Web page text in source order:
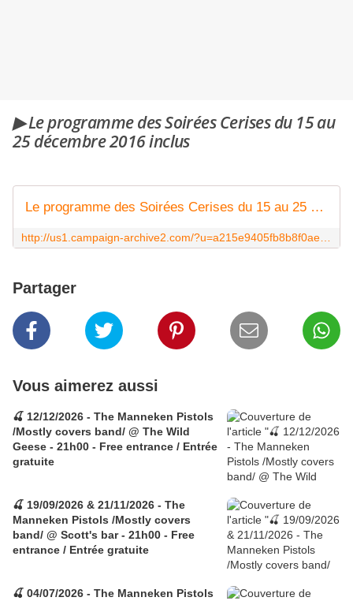
▶ Le programme des Soirées Cerises du 15 au
25 décembre 2016 inclus
Le programme des Soirées Cerises du 15 au 25 décembre 2016 inclus
Partager
Vous aimerez aussi
🍒 12/12/2026 - The Manneken Pistols
/Mostly covers band/ @ The Wild
Geese - 21h00 - Free entrance / Entrée
gratuite
🍒 19/09/2026 & 21/11/2026 - The
Manneken Pistols /Mostly covers
band/ @ Scott's bar - 21h00 - Free
entrance / Entrée gratuite
🍒 04/07/2026 - The Manneken Pistols